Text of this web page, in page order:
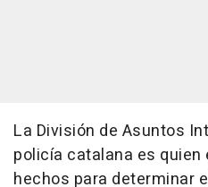
La División de Asuntos
policía catalana es
hechos para determinar